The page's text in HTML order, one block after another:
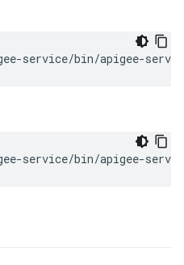
service/bin/apigee-
service/bin/apigee-